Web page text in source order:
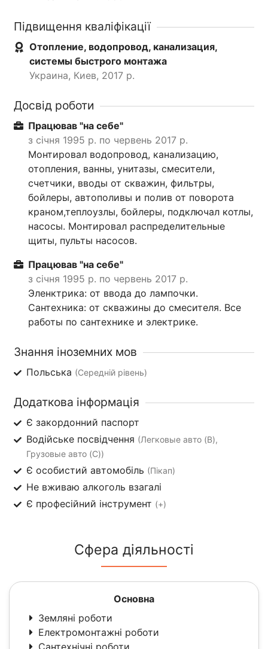
Підвищення кваліфікації
Отопление, водопровод, канализация,
системы быстрого монтажа
Украина, Киев, 2017 р.
Досвід роботи
Працював "на себе"
з січня 1995 р. по червень 2017 р.
Монтировал водопровод, канализацию,
отопления, ванны, унитазы, смесители,
счетчики, вводы от скважин, фильтры,
бойлеры, автополивы и полив от поворота
краном,теплоузлы, бойлеры, подключал котлы,
насосы. Монтировал распределительные
щиты, пульты насосов.
Працював "на себе"
з січня 1995 р. по червень 2017 р.
Эленктрика: от ввода до лампочки.
Сантехника: от скважины до смесителя. Все
работы по сантехнике и электрике.
Знання іноземних мов
Польська (Середній рівень)
Додаткова інформація
Є закордонний паспорт
Водійське посвідчення (Легковые авто (B),
Грузовые авто (C))
Є особистий автомобіль (Пікап)
Не вживаю алкоголь взагалі
Є професійний інструмент (+)
Сфера діяльності
Основна
Земляні роботи
Електромонтажні роботи